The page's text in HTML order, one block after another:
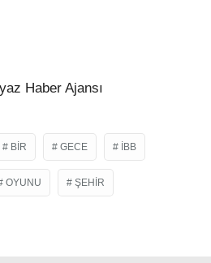
Haber Ajansı
BIR GECE IBB
OYUNU ŞEHIR